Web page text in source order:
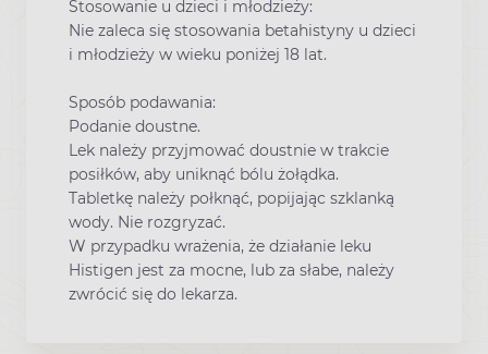
Stosowanie u dzieci i młodzieży:
Nie zaleca się stosowania betahistyny u dzieci
i młodzieży w wieku poniżej 18 lat.
Sposób podawania:
Podanie doustne.
Lek należy przyjmować doustnie w trakcie
posiłków, aby uniknąć bólu żołądka.
Tabletkę należy połknąć, popijając szklanką
wody. Nie rozgryzać.
W przypadku wrażenia, że działanie leku
Histigen jest za mocne, lub za słabe, należy
zwrócić się do lekarza.